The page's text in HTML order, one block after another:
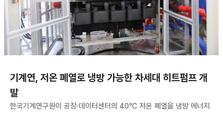
기계연, 저온 폐열로 냉방 가능한 차세대 히트펌프 개
발
한국기계연구원이 공장·데이터센터의 40℃ 저온 폐열을 냉방 에너지